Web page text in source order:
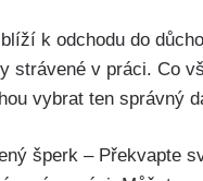
k odchodu do
strávené v práci. Co
vybrat ten správný
šperk – Překvapte